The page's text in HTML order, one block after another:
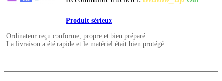
Produit sérieux
Ordinateur reçu conforme, propre et bien préparé.
La livraison a été rapide et le matériel était bien protégé.